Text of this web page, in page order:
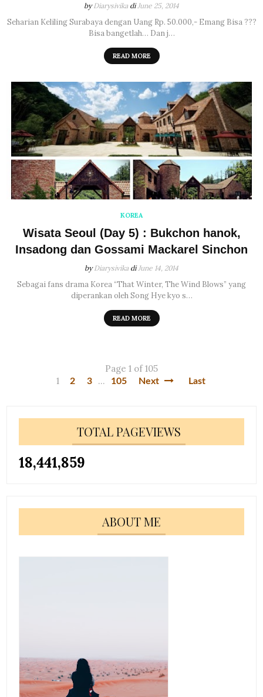
by Diarysivika diJune 25, 2014
Seharian Keliling Surabaya dengan Uang Rp. 50.000,- Emang Bisa ???
Bisa bangetlah… Dan j…
READ MORE
KOREA
Wisata Seoul (Day 5) : Bukchon hanok,
Insadong dan Gossami Mackarel Sinchon
by Diarysivika diJune 14, 2014
Sebagai fans drama Korea “That Winter, The Wind Blows” yang
diperankan oleh Song Hye kyo s…
READ MORE
Page 1 of 105
1
2 3 ... 105 Next Last
TOTAL PAGEVIEWS
18,441,859
ABOUT ME